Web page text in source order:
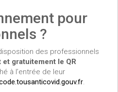
pour
?
des professionnels
gratuitement le QR
à l’entrée de leur
.